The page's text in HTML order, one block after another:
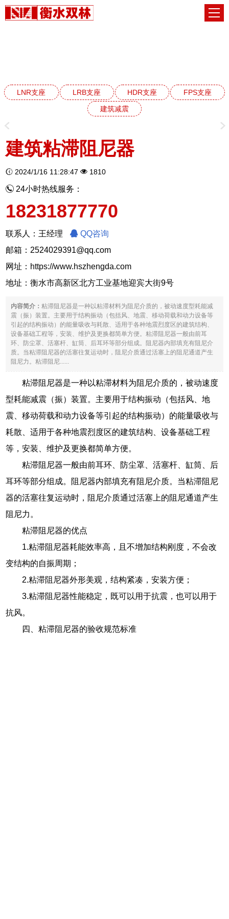
LNR支座 LRB支座 HDR支座
FPS支座
建筑减震
建筑粘滞阻尼器
2024/1/16 11:28:47 1810
24小时热线服务：
18231877770
联系人：王经理
QQ咨询
邮箱：2524029391@qq.com
网址： https://www.hszhengda.com
地址：衡水市高新区北方工业基地迎宾大街9号
内容简介： 粘滞阻尼器是一种以粘滞材料为阻尼介质的，被动速度型耗能减
震（振）装置。主要用于结构振动（包括风、地震、移动荷载和动力设备等
引起的结构振动）的能量吸收与耗散、适用于各种地震烈度区的建筑结构、
设备基础工程等，安装、维护及更换都简单方便。粘滞阻尼器一般由前耳
环、防尘罩、活塞杆、缸筒、后耳环等部分组成。阻尼器内部填充有阻尼介
质。当粘滞阻尼器的活塞往复运动时，阻尼介质通过活塞上的阻尼通道产生
阻尼力。粘滞阻尼......
粘滞阻尼器是一种以粘滞材料为阻尼介质的，被动速度
型耗能减震（振）装置。主要用于结构振动（包括风、地
震、移动荷载和动力设备等引起的结构振动）的能量吸收与
耗散、适用于各种地震烈度区的建筑结构、设备基础工程
等，安装、维护及更换都简单方便。
粘滞阻尼器一般由前耳环、防尘罩、活塞杆、缸筒、后
耳环等部分组成。阻尼器内部填充有阻尼介质。当粘滞阻尼
器的活塞往复运动时，阻尼介质通过活塞上的阻尼通道产生
阻尼力。
粘滞阻尼器的优点
1.粘滞阻尼器耗能效率高，且不增加结构刚度，不会改
变结构的自振周期；
2.粘滞阻尼器外形美观，结构紧凑，安装方便；
3.粘滞阻尼器性能稳定，既可以用于抗震，也可以用于
抗风。
四、粘滞阻尼器的验收规范标准